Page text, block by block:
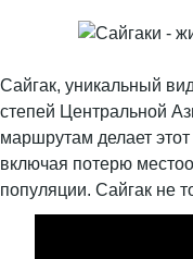
Сайгак, уникальный
степей Центральной
маршрутам делает
включая потерю
популяции. Сайгак не